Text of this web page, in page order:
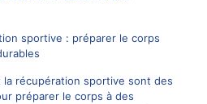
sportive : préparer le corps
la récupération sportive sont des
préparer le corps à des